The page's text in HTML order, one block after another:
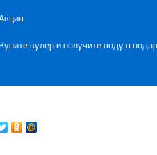
кулер и получите воду в